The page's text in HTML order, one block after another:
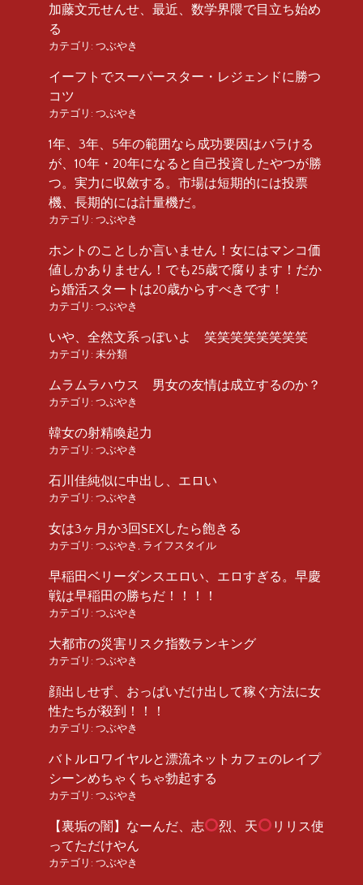
加藤文元せんせ、最近、数学界隈で目立ち始め
る
カテゴリ: つぶやき
イーフトでスーパースター・レジェンドに勝つ
コツ
カテゴリ: つぶやき
1年、3年、5年の範囲なら成功要因はバラける
が、10年・20年になると自己投資したやつが勝
つ。実力に収斂する。市場は短期的には投票
機、長期的には計量機だ。
カテゴリ: つぶやき
ホントのことしか言いません！女にはマンコ価
値しかありません！でも25歳で腐ります！だか
ら婚活スタートは20歳からすべきです！
カテゴリ: つぶやき
いや、全然文系っぽいよ 笑笑笑笑笑笑笑笑
カテゴリ: 未分類
ムラムラハウス 男女の友情は成立するのか？
カテゴリ: つぶやき
韓女の射精喚起力
カテゴリ: つぶやき
石川佳純似に中出し、エロい
カテゴリ: つぶやき
女は3ヶ月か3回SEXしたら飽きる
カテゴリ: つぶやき ライフスタイル
早稲田ベリーダンスエロい、エロすぎる。早慶
戦は早稲田の勝ちだ！！！！
カテゴリ: つぶやき
大都市の災害リスク指数ランキング
カテゴリ: つぶやき
顔出しせず、おっぱいだけ出して稼ぐ方法に女
性たちが殺到！！！
カテゴリ: つぶやき
バトルロワイヤルと漂流ネットカフェのレイプ
シーンめちゃくちゃ勃起する
カテゴリ: つぶやき
【裏垢の闇】なーんだ、志 烈、天
リリス使
ってただけやん
カテゴリ: つぶやき